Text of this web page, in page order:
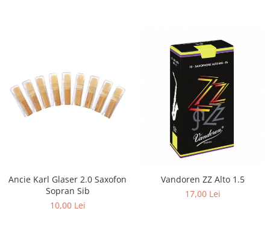
Ancie Karl Glaser 2.0 Saxofon
Sopran Sib
10,00 Lei
Vandoren ZZ Alto 1.5
17,00 Lei